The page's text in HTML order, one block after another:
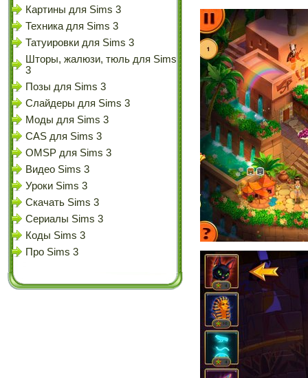
Картины для Sims 3
Техника для Sims 3
Татуировки для Sims 3
Шторы, жалюзи, тюль для Sims
3
Позы для Sims 3
Слайдеры для Sims 3
Моды для Sims 3
CAS для Sims 3
OMSP для Sims 3
Видео Sims 3
Уроки Sims 3
Скачать Sims 3
Сериалы Sims 3
Коды Sims 3
Про Sims 3